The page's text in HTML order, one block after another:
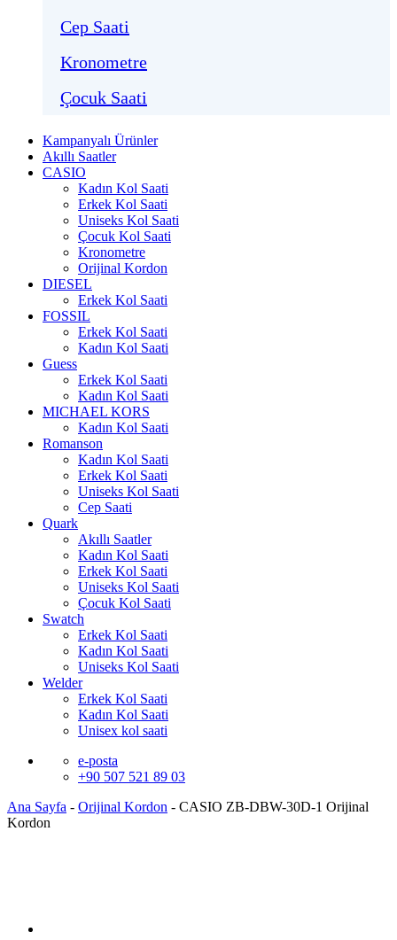
Cep Saati
Kronometre
Çocuk Saati
Kampanyalı Ürünler
Akıllı Saatler
CASIO
Kadın Kol Saati
Erkek Kol Saati
Uniseks Kol Saati
Çocuk Kol Saati
Kronometre
Orijinal Kordon
DIESEL
Erkek Kol Saati
FOSSIL
Erkek Kol Saati
Kadın Kol Saati
Guess
Erkek Kol Saati
Kadın Kol Saati
MICHAEL KORS
Kadın Kol Saati
Romanson
Kadın Kol Saati
Erkek Kol Saati
Uniseks Kol Saati
Cep Saati
Quark
Akıllı Saatler
Kadın Kol Saati
Erkek Kol Saati
Uniseks Kol Saati
Çocuk Kol Saati
Swatch
Erkek Kol Saati
Kadın Kol Saati
Uniseks Kol Saati
Welder
Erkek Kol Saati
Kadın Kol Saati
Unisex kol saati
e-posta
+90 507 521 89 03
Ana Sayfa - Orijinal Kordon - CASIO ZB-DBW-30D-1 Orijinal
Kordon